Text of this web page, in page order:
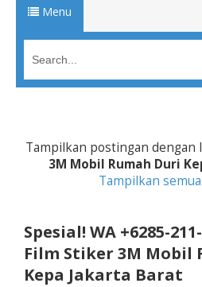
Menu
Tampilkan postingan dengan
3M Mobil Rumah Duri
Tampilkan
Spesial! WA +6285-
Film Stiker 3M Mobil
Kepa Jakarta Barat